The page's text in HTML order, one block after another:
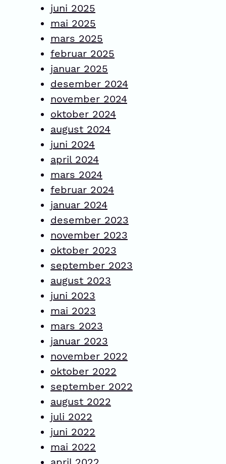
juni 2025
mai 2025
mars 2025
februar 2025
januar 2025
desember 2024
november 2024
oktober 2024
august 2024
juni 2024
april 2024
mars 2024
februar 2024
januar 2024
desember 2023
november 2023
oktober 2023
september 2023
august 2023
juni 2023
mai 2023
mars 2023
januar 2023
november 2022
oktober 2022
september 2022
august 2022
juli 2022
juni 2022
mai 2022